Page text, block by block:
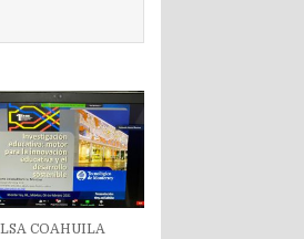
COAHUILA